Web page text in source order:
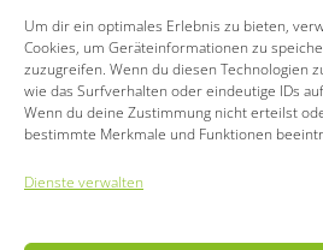
Um dir ein optimales Erlebnis zu bieten,
Cookies, um Geräteinformationen zu
zuzugreifen. Wenn du diesen Technologien
wie das Surfverhalten oder eindeutige IDs
Wenn du deine Zustimmung nicht erteilst
bestimmte Merkmale und Funktionen
Dienste verwalten
63263 Neu-Isenburg
Telefon: 06102 / 365411
Fax: 06102 / 365412
E-Mail: